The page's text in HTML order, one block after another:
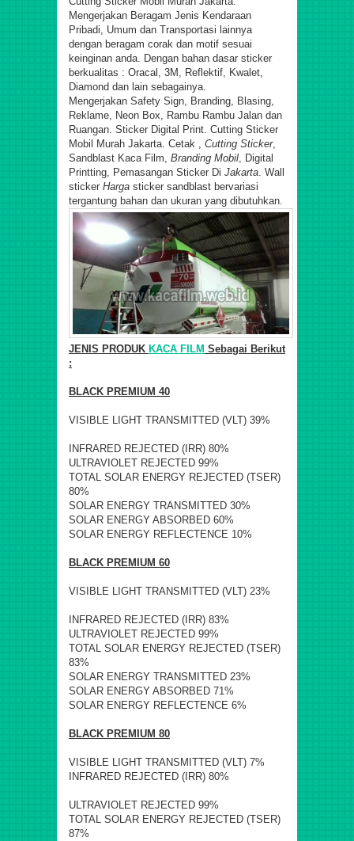
Mengerjakan Beragam Jenis Kendaraan
Pribadi, Umum dan Transportasi lainnya
dengan beragam corak dan motif sesuai
keinginan anda. Dengan bahan dasar sticker
berkualitas : Oracal, 3M, Reflektif, Kwalet,
Diamond dan lain sebagainya.
Mengerjakan Safety Sign, Branding, Blasing,
Reklame, Neon Box, Rambu Rambu Jalan dan
Ruangan. Sticker Digital Print. Cutting Sticker
Mobil Murah Jakarta. Cetak , Cutting Sticker,
Sandblast Kaca Film, Branding Mobil , Digital
Printting, Pemasangan Sticker Di Jakarta . Wall
sticker Harga sticker sandblast bervariasi
tergantung bahan dan ukuran yang dibutuhkan.
JENIS PRODUK KACA FILM Sebagai Berikut
:
BLACK PREMIUM 40
VISIBLE LIGHT TRANSMITTED (VLT) 39%
INFRARED REJECTED (IRR) 80%
ULTRAVIOLET REJECTED 99%
TOTAL SOLAR ENERGY REJECTED (TSER)
80%
SOLAR ENERGY TRANSMITTED 30%
SOLAR ENERGY ABSORBED 60%
SOLAR ENERGY REFLECTENCE 10%
BLACK PREMIUM 60
VISIBLE LIGHT TRANSMITTED (VLT) 23%
INFRARED REJECTED (IRR) 83%
ULTRAVIOLET REJECTED 99%
TOTAL SOLAR ENERGY REJECTED (TSER)
83%
SOLAR ENERGY TRANSMITTED 23%
SOLAR ENERGY ABSORBED 71%
SOLAR ENERGY REFLECTENCE 6%
BLACK PREMIUM 80
VISIBLE LIGHT TRANSMITTED (VLT) 7%
INFRARED REJECTED (IRR) 80%
ULTRAVIOLET REJECTED 99%
TOTAL SOLAR ENERGY REJECTED (TSER)
87%